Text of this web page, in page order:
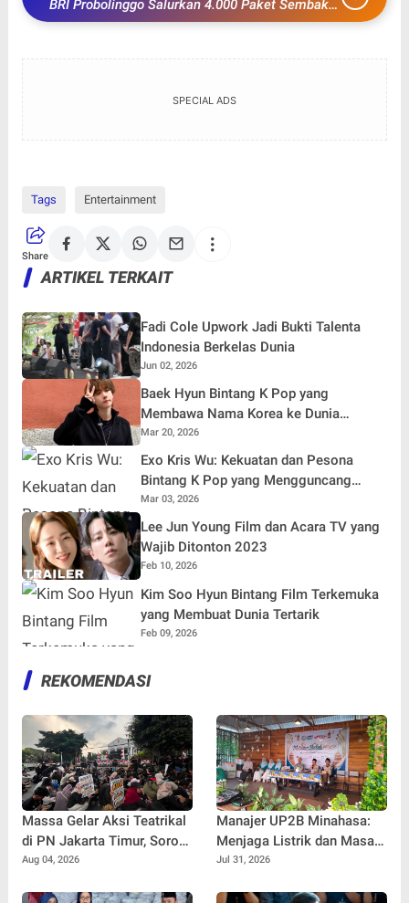
BRI Probolinggo Salurkan 4.000 Paket Sembako
Melalui Program BRI Peduli TJSL di Probolinggo
SPECIAL ADS
Tags Entertainment
Share
ARTIKEL TERKAIT
Fadi Cole Upwork Jadi Bukti Talenta
Indonesia Berkelas Dunia
Jun 02, 2026
Baek Hyun Bintang K Pop yang
Membawa Nama Korea ke Dunia
Internasional
Mar 20, 2026
Exo Kris Wu: Kekuatan dan Pesona
Bintang K Pop yang Mengguncang
Dunia
Mar 03, 2026
Lee Jun Young Film dan Acara TV yang
Wajib Ditonton 2023
Feb 10, 2026
Kim Soo Hyun Bintang Film Terkemuka
yang Membuat Dunia Tertarik
Feb 09, 2026
REKOMENDASI
Massa Gelar Aksi Teatrikal
di PN Jakarta Timur, Soroti
Penanganan Perkara Roy
Aug 04, 2026
Manajer UP2B Minahasa:
Menjaga Listrik dan Masa
Depan Anak Punya Beban
Jul 31, 2026